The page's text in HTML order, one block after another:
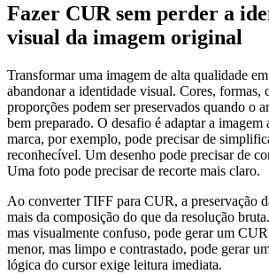
Fazer CUR sem perder a
visual da imagem original
Transformar uma imagem de alta qualidade
abandonar a identidade visual. Cores, formas,
proporções podem ser preservados quando o
bem preparado. O desafio é adaptar a
marca, por exemplo, pode precisar de
reconhecível. Um desenho pode precisar de
Uma foto pode precisar de recorte mais claro.
Ao converter TIFF para CUR, a preservação
mais da composição do que da resolução
mas visualmente confuso, pode gerar um
menor, mas limpo e contrastado, pode gerar
lógica do cursor exige leitura imediata.